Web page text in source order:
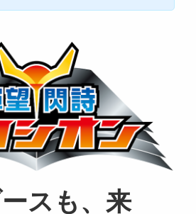
スも、来